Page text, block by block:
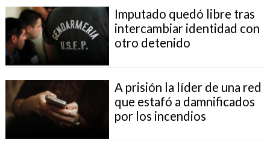
Imputado quedó libre tras
intercambiar identidad con
otro detenido
A prisión la líder de una red
que estafó a damnificados
por los incendios